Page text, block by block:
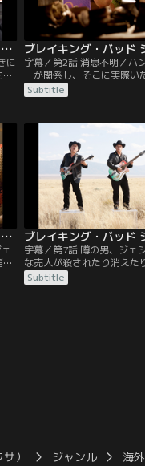
ブレイキング・バッド シーズン2 第01話／字幕
に
が
字幕／第2話 消息不明／ハ
ーが関係し、そこに実際い
人現場で採取した指紋照合
そこから容疑者としてトゥ
ーを誘拐し砂漠にすむ自分
れて行く。トゥコと争う中
現れトゥコを銃撃した。ウ
シーはハンクに知られずに
た。
Subtitle
ブレイキング・バッド シーズン2 第06話／字幕
字幕／第7話 噂の男、ジェ
な売人が殺されたり消えた
ェシーに薬を求める客が増
は町の大物売人として信頼
Subtitle
） ジャンル 海